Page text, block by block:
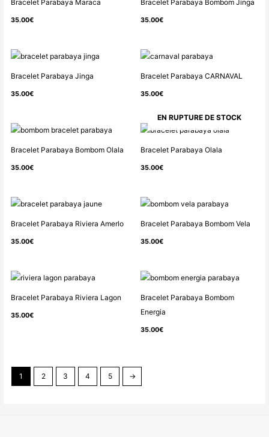
Bracelet Parabaya Maraca
35.00€
Bracelet Parabaya Bombom Jinga
35.00€
Bracelet Parabaya Jinga
35.00€
Bracelet Parabaya CARNAVAL
35.00€
Bracelet Parabaya Bombom Olala
35.00€
EN RUPTURE DE STOCK
Bracelet Parabaya Olala
35.00€
Bracelet Parabaya Riviera Amerlo
35.00€
Bracelet Parabaya Bombom Vela
35.00€
Bracelet Parabaya Riviera Lagon
35.00€
Bracelet Parabaya Bombom
Energia
35.00€
1 2 3 4 5 →